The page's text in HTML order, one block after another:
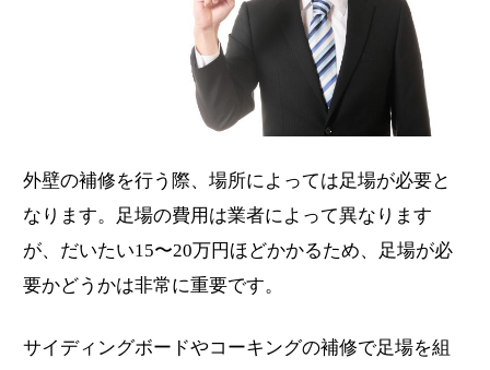
外壁の補修を行う際、場所によっては足場が必要と
なります。足場の費用は業者によって異なります
が、だいたい15〜20万円ほどかかるため、足場が必
要かどうかは非常に重要です。
サイディングボードやコーキングの補修で足場を組